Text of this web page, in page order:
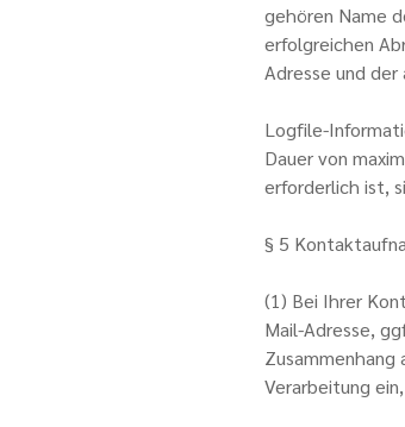
gehören Name
erfolgreichen
Adresse und
Logfile-
Dauer von
erforderlich ist,
§ 5
(1) Bei Ihrer
Mail-Adresse,
Verarbeitung